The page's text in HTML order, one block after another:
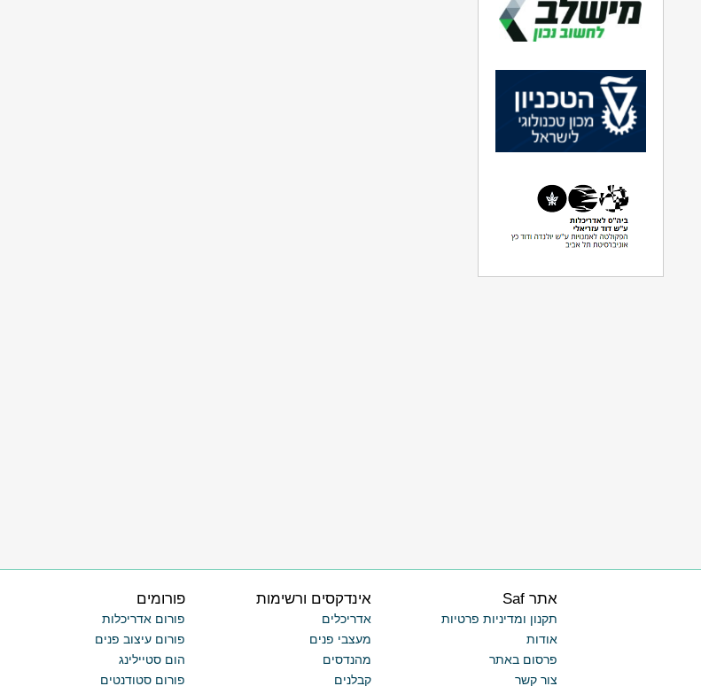
פורומים
פורום אדריכלות
פורום עיצוב פנים
הום סטיילינג
פורום סטודנטים
אינדקסים ורשימות
אדריכלים
מעצבי פנים
מהנדסים
קבלנים
אתר Saf
תקנון ומדיניות פרטיות
אודות
פרסום באתר
צור קשר